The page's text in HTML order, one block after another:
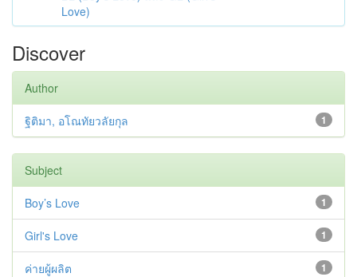
Love)
Discover
Author
1
ฐิติมา, อโณทัยวลัยกุล
Subject
1
Boy’s Love
1
Girl's Love
1
ค่ายผู้ผลิต